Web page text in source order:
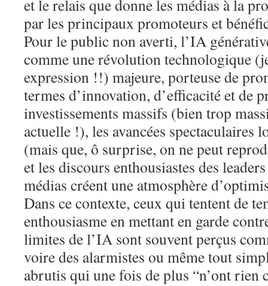
et le relais que donne les médias à la
par les principaux promoteurs et
Pour le public non averti, l’IA
comme une révolution technologique
expression !!) majeure, porteuse de
termes d’innovation, d’efficacité et de
investissements massifs (bien trop
actuelle !), les avancées spectaculaires
(mais que, ô surprise, on ne peut
et les discours enthousiastes des
médias créent une atmosphère
Dans ce contexte, ceux qui tentent de
enthousiasme en mettant en garde
limites de l’IA sont souvent perçus
voire des alarmistes ou même tout
abrutis qui une fois de plus “n’ont rien